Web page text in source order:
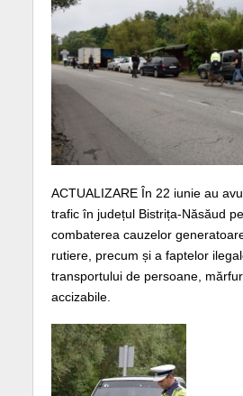
ACTUALIZARE În 22 iunie au
trafic în județul Bistrița-Năsăud
combaterea cauzelor
rutiere, precum și a faptelor
transportului de persoane,
accizabile.